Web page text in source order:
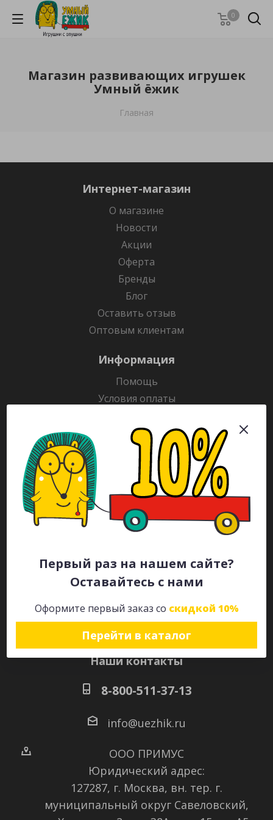
Первый раз на нашем сайте?
Оставайтесь с нами
Оформите первый заказ со скидкой 10%
Перейти в каталог
0
Магазин развивающих игрушек
Умный ёжик
Главная
Интернет-магазин
О магазине
Новости
Акции
Оферта
Бренды
Блог
Оставить отзыв
Оптовым клиентам
Информация
Помощь
Условия оплаты
Гарантия на товар
Раскраски
Рекламодателям
Каталог
Будьте всегда в курсе!
Наши контакты
8-800-511-37-13
info@uezhik.ru
ООО ПРИМУС
Юридический адрес:
127287, г. Москва, вн. тер. г.
муниципальный округ Савеловский,